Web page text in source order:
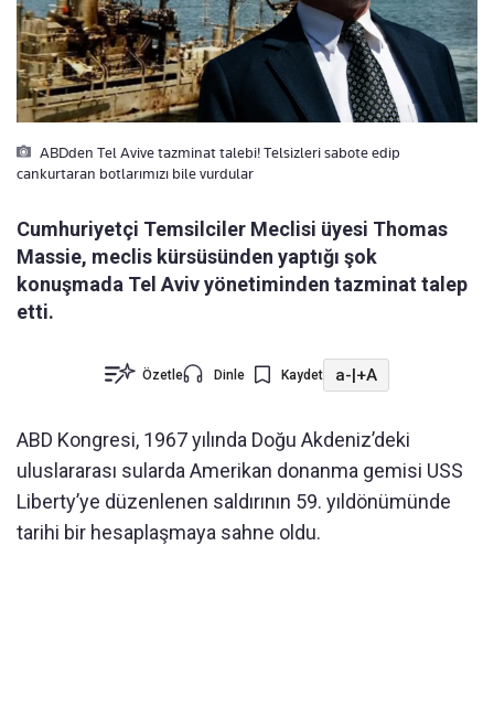
ABDden Tel Avive tazminat talebi! Telsizleri sabote edip
cankurtaran botlarımızı bile vurdular
Cumhuriyetçi Temsilciler Meclisi üyesi Thomas
Massie, meclis kürsüsünden yaptığı şok
konuşmada Tel Aviv yönetiminden tazminat talep
etti.
Özetle Dinle Kaydet a-|+A
ABD Kongresi, 1967 yılında Doğu Akdeniz’deki
uluslararası sularda Amerikan donanma gemisi USS
Liberty’ye düzenlenen saldırının 59. yıldönümünde
tarihi bir hesaplaşmaya sahne oldu.